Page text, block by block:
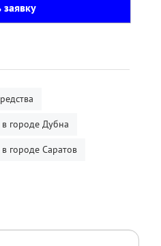
заявку
городе Дубна
городе Саратов